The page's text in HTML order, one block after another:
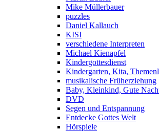
Mike Müllerbauer
puzzles
Daniel Kallauch
KISI
verschiedene Interpreten
Michael Kienapfel
Kindergottesdienst
Kindergarten, Kita,
musikalische Früherziehung
Baby, Kleinkind, Gute
DVD
Segen und Entspannung
Entdecke Gottes Welt
Hörspiele